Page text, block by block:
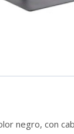
negro, con